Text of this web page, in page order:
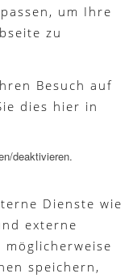
um Ihre
zu
Besuch auf
dies hier in
deaktivieren.
Dienste wie
externe
speichern,